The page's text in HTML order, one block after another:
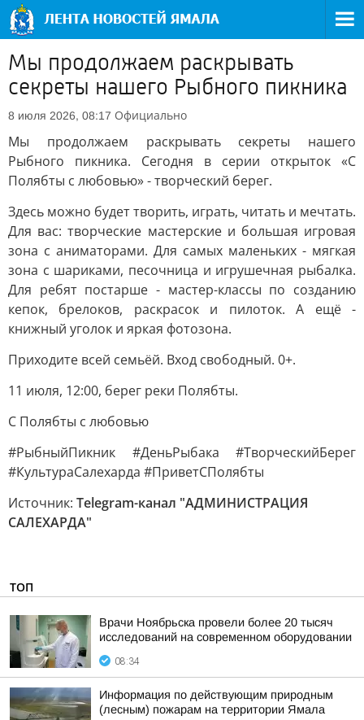
Мы продолжаем раскрывать
секреты нашего Рыбного пикника
8 июля 2026, 08:17 Официально
Мы продолжаем раскрывать секреты нашего
Рыбного пикника. Сегодня в серии открыток «С
Полябты с любовью» - творческий берег.
Здесь можно будет творить, играть, читать и мечтать.
Для вас: творческие мастерские и большая игровая
зона с аниматорами. Для самых маленьких - мягкая
зона с шариками, песочница и игрушечная рыбалка.
Для ребят постарше - мастер-классы по созданию
кепок, брелоков, раскрасок и пилоток. А ещё -
книжный уголок и яркая фотозона.
Приходите всей семьёй. Вход свободный. 0+.
11 июля, 12:00, берег реки Полябты.
С Полябты с любовью
#РыбныйПикник #ДеньРыбака #ТворческийБерег
#КультураСалехарда #ПриветСПолябты
Источник: Telegram-канал "АДМИНИСТРАЦИЯ
САЛЕХАРДА"
ТОП
Врачи Ноябрьска провели более 20 тысяч
исследований на современном оборудовании
08:34
Информация по действующим природным
(лесным) пожарам на территории Ямала